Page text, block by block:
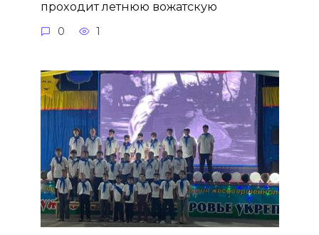
проходит летнюю вожатскую
0 1